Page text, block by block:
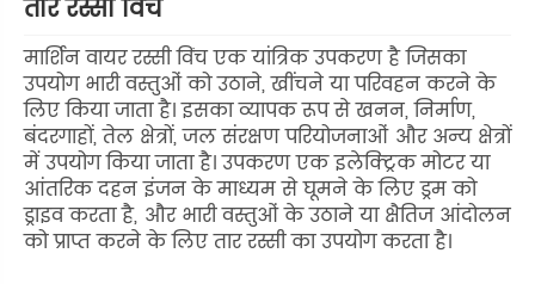
तार रस्सी विंच
मार्शिन वायर रस्सी विंच एक यांत्रिक उपकरण है जिसका
उपयोग भारी वस्तुओं को उठाने, खींचने या परिवहन करने के
लिए किया जाता है। इसका व्यापक रूप से खनन, निर्माण,
बंदरगाहों, तेल क्षेत्रों, जल संरक्षण परियोजनाओं और अन्य क्षेत्रों
में उपयोग किया जाता है। उपकरण एक इलेक्ट्रिक मोटर या
आंतरिक दहन इंजन के माध्यम से घूमने के लिए ड्रम को
ड्राइव करता है, और भारी वस्तुओं के उठाने या क्षैतिज आंदोलन
को प्राप्त करने के लिए तार रस्सी का उपयोग करता है।